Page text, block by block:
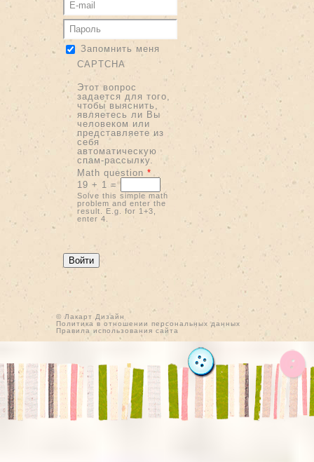
Запомнить меня
CAPTCHA
Этот вопрос
задается для того,
чтобы выяснить,
являетесь ли Вы
человеком или
представляете из
себя
автоматическую
спам-рассылку.
Math question *
19 + 1 =
Solve this simple math
problem and enter the
result. E.g. for 1+3,
enter 4.
© Лакарт Дизайн
Политика в отношении персональных данных
Правила использования сайта